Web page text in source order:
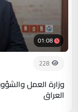
01:08
228
العراق